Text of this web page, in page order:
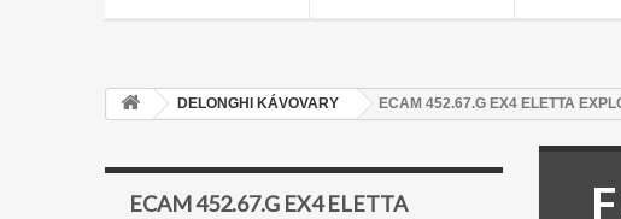
DELONGHI KÁVOVARY ECAM 452.67.G EX4 ELETTA
ECAM 452.67.G EX4 ELETTA